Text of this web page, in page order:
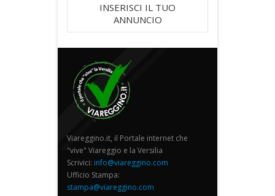
INSERISCI IL TUO
ANNUNCIO
Viareggino.it, il Portale internet che
"vive" Viareggio e la Versilia
Scrivici: info@viareggino.com
Ufficio Stampa:
stampa@viareggino.com